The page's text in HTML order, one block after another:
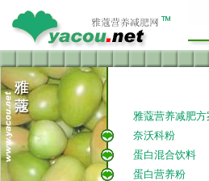
雅蔻营养减肥方
奈沃科粉
蛋白混合饮料
蛋白营养粉